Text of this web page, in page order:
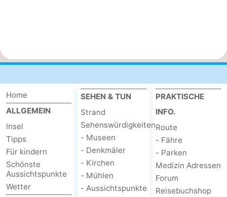
Home
ALLGEMEIN
Insel
Tipps
Für kindern
Schönste
Aussichtspunkte
Wetter
SEHEN & TUN
Strand
Sehenswürdigkeiten
- Museen
- Denkmäler
- Kirchen
- Mühlen
- Aussichtspunkte
PRAKTISCHE
INFO.
Route
- Fähre
- Parken
Medizin Adressen
Forum
Reisebuchshop